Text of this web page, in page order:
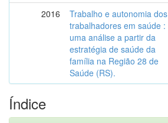
2016
Trabalho e autonomia dos
trabalhadores em saúde :
uma análise a partir da
estratégia de saúde da
família na Região 28 de
Saúde (RS).
Índice